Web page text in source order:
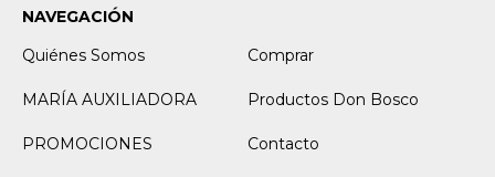
NAVEGACIÓN
Quiénes Somos
Comprar
MARÍA AUXILIADORA Productos Don Bosco
PROMOCIONES Contacto